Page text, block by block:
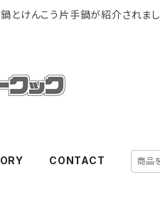
とけんこう片手鍋が紹介されまし
CONTACT